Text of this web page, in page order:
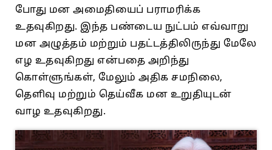
போது மன அமைதியைப் பராமரிக்க
உதவுகிறது. இந்த பண்டைய நுட்பம் எவ்வாறு
மன அழுத்தம் மற்றும் பதட்டத்திலிருந்து மேலே
எழ உதவுகிறது என்பதை அறிந்து
கொள்ளுங்கள், மேலும் அதிக சமநிலை,
தெளிவு மற்றும் தெய்வீக மன உறுதியுடன்
வாழ உதவுகிறது.